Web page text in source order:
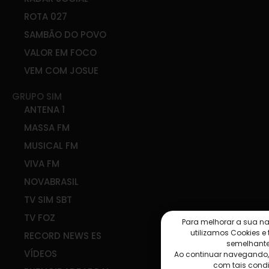
ROTA 027
SAMBÃO DO POVO
VALOR EM FOCO
VEM COM JOSUE
GRUPO SIM
ANTENA 1
MASSA FM
MUSICAL FM
VIVA FM
NOVABRASIL
TV SIM SBT
TV FOZ
RECORD NEWS ES
VÍDEOS
Para melhorar a sua
utilizamos Cookies
Ao continuar
com tais